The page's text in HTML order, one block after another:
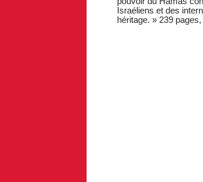
Israéliens et des
héritage. » 239